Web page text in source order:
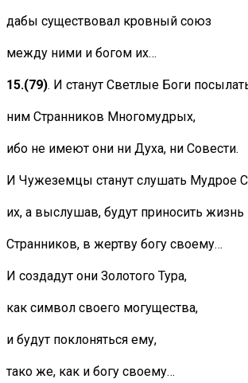
дабы существовал кровный союз
между ними и богом их…
15.(79). И станут Светлые Боги
ним Странников Многомудрых,
ибо не имеют они ни Духа, ни Совести.
И Чужеземцы станут слушать Мудрое
их, а выслушав, будут приносить жизнь
Странников, в жертву богу своему…
И создадут они Золотого Тура,
как символ своего могущества,
и будут поклоняться ему,
тако же, как и богу своему…